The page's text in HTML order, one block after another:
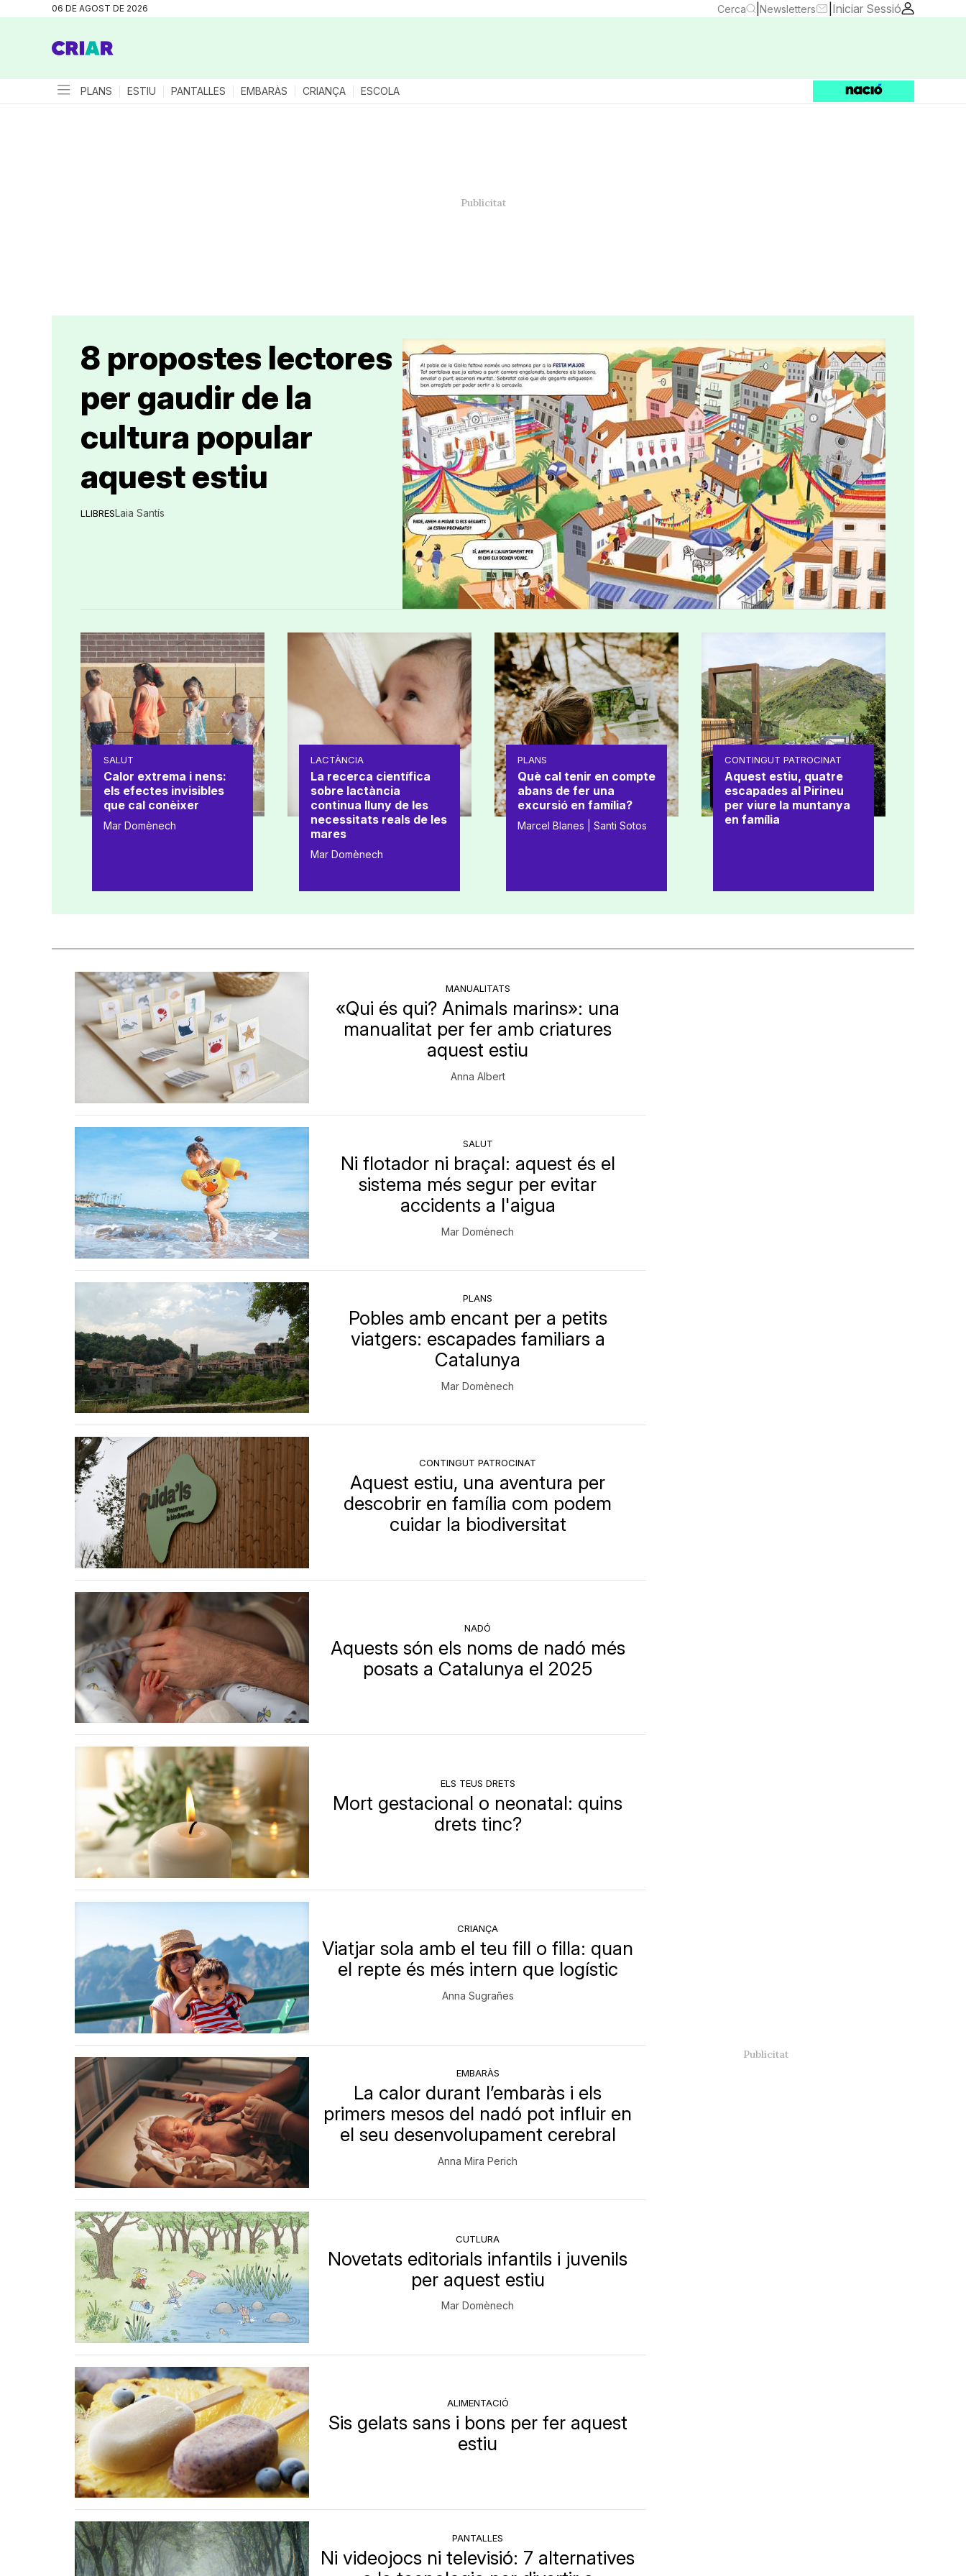
06 DE AGOST DE 2026 Cerca Newsletters Iniciar Sessió
PLANS ESTIU PANTALLES EMBARÀS CRIANÇA ESCOLA
LLIBRES
8 propostes lectores
per gaudir de la
cultura popular
aquest estiu
Laia Santís
SALUT
Calor extrema i nens:
els efectes invisibles
que cal conèixer
Mar Domènech
LACTÀNCIA
La recerca científica
sobre lactància
continua lluny de les
necessitats reals de les
mares
Mar Domènech
PLANS
Què cal tenir en compte
abans de fer una
excursió en família?
Marcel Blanes | Santi Sotos
CONTINGUT PATROCINAT
Aquest estiu, quatre
escapades al Pirineu
per viure la muntanya
en família
MANUALITATS
«Qui és qui? Animals marins»: una
manualitat per fer amb criatures
aquest estiu
Anna Albert
SALUT
Ni flotador ni braçal: aquest és el
sistema més segur per evitar
accidents a l'aigua
Mar Domènech
PLANS
Pobles amb encant per a petits
viatgers: escapades familiars a
Catalunya
Mar Domènech
CONTINGUT PATROCINAT
Aquest estiu, una aventura per
descobrir en família com podem
cuidar la biodiversitat
NADÓ
Aquests són els noms de nadó més
posats a Catalunya el 2025
ELS TEUS DRETS
Mort gestacional o neonatal: quins
drets tinc?
CRIANÇA
Viatjar sola amb el teu fill o filla: quan
el repte és més intern que logístic
Anna Sugrañes
EMBARÀS
La calor durant l’embaràs i els
primers mesos del nadó pot influir en
el seu desenvolupament cerebral
Anna Mira Perich
CUTLURA
Novetats editorials infantils i juvenils
per aquest estiu
Mar Domènech
ALIMENTACIÓ
Sis gelats sans i bons per fer aquest
estiu
PANTALLES
Ni videojocs ni televisió: 7 alternatives